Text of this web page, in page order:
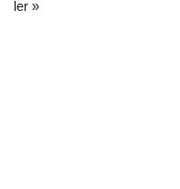
ler »